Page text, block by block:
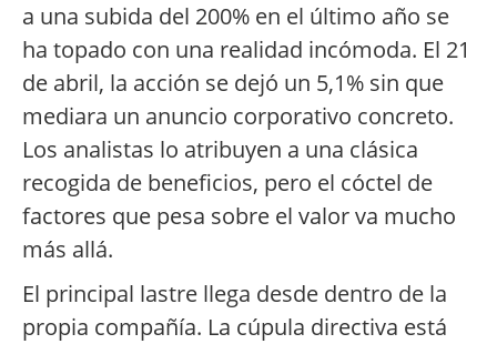
a una subida del 200% en el último año se
ha topado con una realidad incómoda. El 21
de abril, la acción se dejó un 5,1% sin que
mediara un anuncio corporativo concreto.
Los analistas lo atribuyen a una clásica
recogida de beneficios, pero el cóctel de
factores que pesa sobre el valor va mucho
más allá.
El principal lastre llega desde dentro de la
propia compañía. La cúpula directiva está